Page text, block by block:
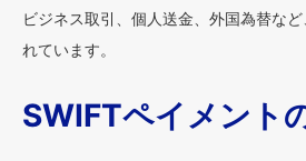
ビジネス取引、個人送金、外国為替な
れています。
SWIFTペイメント